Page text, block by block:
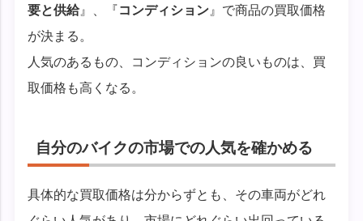
要と供給』、『コンディション 』で商品の買取価格
が決まる。
人気のあるもの、コンディションの良いものは、買
取価格も高くなる。
自分のバイクの市場での人気を確かめる
具体的な買取価格は分からずとも、その車両がどれ